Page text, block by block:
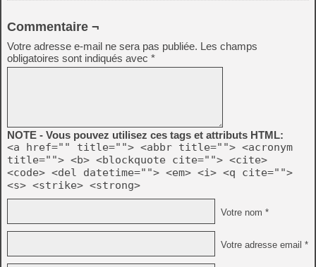
Commentaire ¬
Votre adresse e-mail ne sera pas publiée. Les champs
obligatoires sont indiqués avec *
NOTE - Vous pouvez utilisez ces tags et attributs HTML:
<a href="" title=""> <abbr title=""> <acronym
title=""> <b> <blockquote cite=""> <cite>
<code> <del datetime=""> <em> <i> <q cite="">
<s> <strike> <strong>
Votre nom *
Votre adresse email *